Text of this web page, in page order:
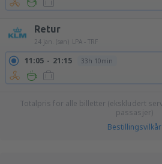
Retur
24 jan. (søn) LPA - TRF
11:05 21:15 33h 10min
Totalpris for alle billetter (ekskludert
passasjer)
Bestillingsvilkår